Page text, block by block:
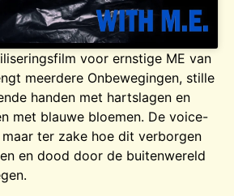
voor ernstige ME van
meerdere Onbewegingen, stille
handen met hartslagen en
met blauwe bloemen. De voice-
ter zake hoe dit verborgen
en dood door de buitenwereld